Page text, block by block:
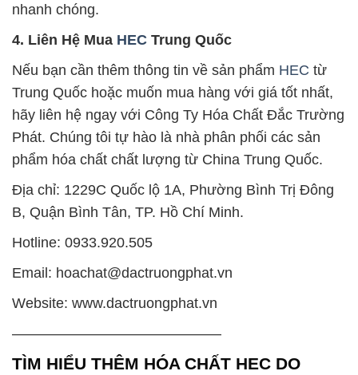
nhanh chóng.
4. Liên Hệ Mua HEC Trung Quốc
Nếu bạn cần thêm thông tin về sản phẩm HEC từ
Trung Quốc hoặc muốn mua hàng với giá tốt nhất,
hãy liên hệ ngay với Công Ty Hóa Chất Đắc Trường
Phát. Chúng tôi tự hào là nhà phân phối các sản
phẩm hóa chất chất lượng từ China Trung Quốc.
Địa chỉ: 1229C Quốc lộ 1A, Phường Bình Trị Đông
B, Quận Bình Tân, TP. Hồ Chí Minh.
Hotline: 0933.920.505
Email: hoachat@dactruongphat.vn
Website: www.dactruongphat.vn
——————————————–
TÌM HIỂU THÊM HÓA CHẤT HEC DO